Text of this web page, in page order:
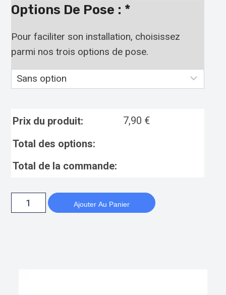
Options De Pose : *
Pour faciliter son installation, choisissez
parmi nos trois options de pose.
Prix du produit: 7,90 €
Total des options:
Total de la commande:
Ajouter Au Panier